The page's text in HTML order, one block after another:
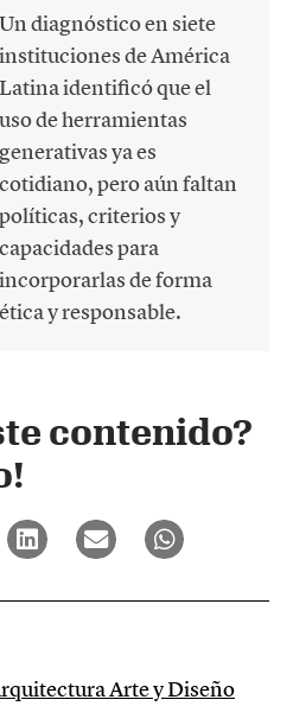
Un diagnóstico en siete
instituciones de América
Latina identificó que el
uso de herramientas
generativas ya es
cotidiano, pero aún faltan
políticas, criterios y
capacidades para
incorporarlas de forma
ética y responsable.
contenido?
Arte y Diseño